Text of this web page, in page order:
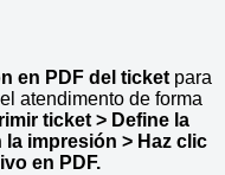
en PDF del ticket para
atendimento de forma
ticket > Define la
impresión > Haz clic
en PDF.